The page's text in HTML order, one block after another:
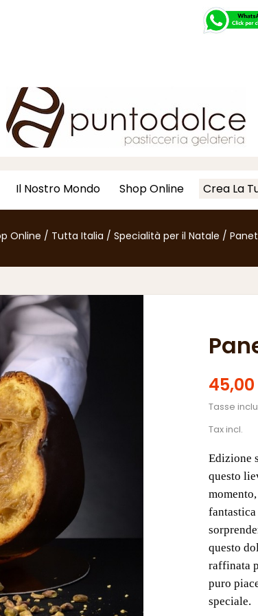
Il Nostro Mondo Shop Online Crea La
Online / Tutta Italia / Specialità per il Natale /
Tasse
Tax incl.
Edizione
questo
questo
raffinata
puro
speciale.